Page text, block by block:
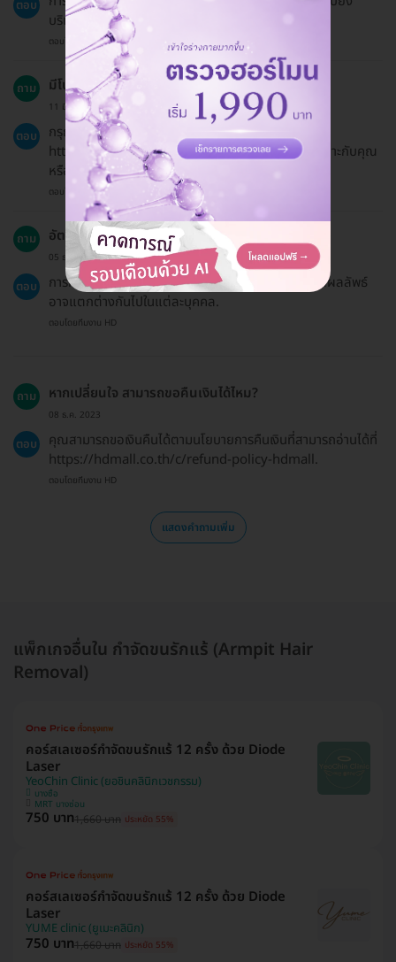
ตอบ
บริเวณที่ต้องการทำการรักษาเพื่อทำลายเซลล์ขน.
ตอบโดยทีมงาน HD
ถาม มีโปรโมชั่นหรือโค้ดส่วนลดอะไรบ้าง?
11 มี.ค. 2023
ตอบ
กรุณาตรวจสอบหน้าโปรโมชั่นพิเศษที่
https://hdmall.co.th/c/reward เพื่อดูว่ามีอะไรที่เหมาะกับคุณ
หรือไม่.
ตอบโดยทีมงาน HD
ถาม อัตราความสำเร็จของการทำ IPL เป็นอย่างไร?
05 ธ.ค. 2024
ตอบ
การทำ IPL มีอัตราความสำเร็จสูงในการลดขนรักแร้ แต่ผลลัพธ์
อาจแตกต่างกันไปในแต่ละบุคคล.
ตอบโดยทีมงาน HD
ถาม หากเปลี่ยนใจ สามารถขอคืนเงินได้ไหม?
08 ธ.ค. 2023
ตอบ
คุณสามารถขอเงินคืนได้ตามนโยบายการคืนเงินที่สามารถอ่านได้ที่
https://hdmall.co.th/c/refund-policy-hdmall.
ตอบโดยทีมงาน HD
แสดงคำถามเพิ่ม
แพ็กเกจอื่นใน กำจัดขนรักแร้ (Armpit Hair
Removal)
คอร์สเลเซอร์กำจัดขนรักแร้ 12 ครั้ง ด้วย Diode
Laser
YeoChin Clinic (ยอชินคลินิกเวชกรรม)
บางซื่อ
MRT บางซ่อน
750 บาท1,660 บาท ประหยัด 55%
คอร์สเลเซอร์กำจัดขนรักแร้ 12 ครั้ง ด้วย Diode
Laser
YUME clinic (ยูเมะคลินิก)
750 บาท1,660 บาท ประหยัด 55%